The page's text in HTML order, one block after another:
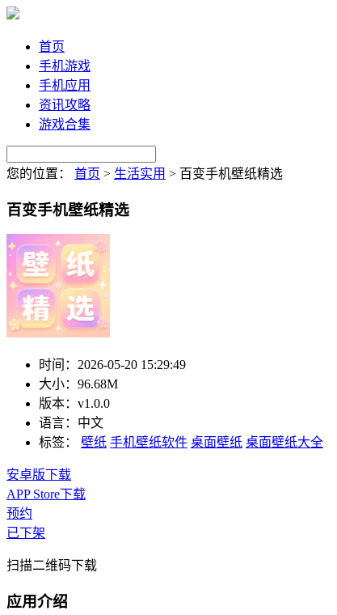
首页
手机游戏
手机应用
资讯攻略
游戏合集
您的位置： 首页 > 生活实用 > 百变手机壁纸精选
百变手机壁纸精选
时间： 2026-05-20 15:29:49
大小： 96.68M
版本： v1.0.0
语言： 中文
标签：
壁纸 手机壁纸软件 桌面壁纸 桌面壁纸大全
安卓版下载
APP Store下载
预约
已下架
扫描二维码下载
应用介绍